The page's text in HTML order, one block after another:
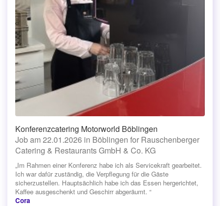
Konferenzcatering Motorworld Böblingen
Job am 22.01.2026 in Böblingen for Rauschenberger
Catering & Restaurants GmbH & Co. KG
„Im Rahmen einer Konferenz habe ich als Servicekraft gearbeitet.
Ich war dafür zuständig, die Verpflegung für die Gäste
sicherzustellen. Hauptsächlich habe ich das Essen hergerichtet,
Kaffee ausgeschenkt und Geschirr abgeräumt. “
Cora